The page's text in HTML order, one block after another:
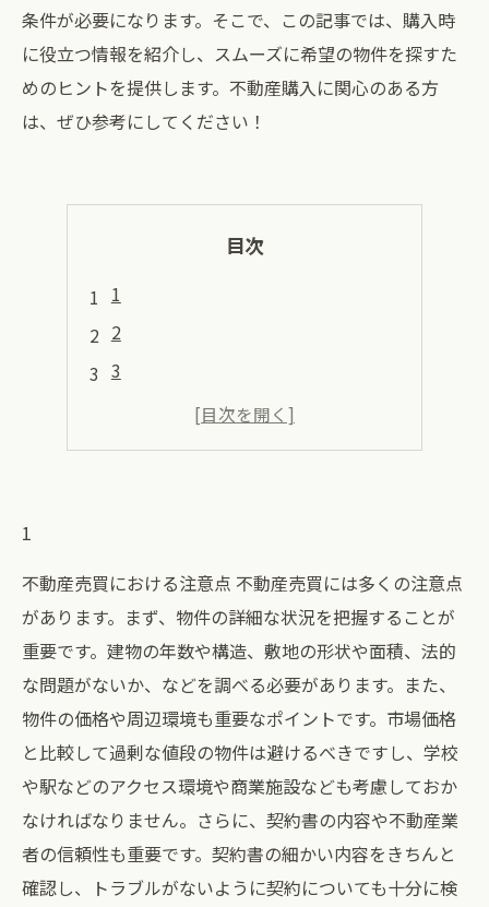
条件が必要になります。そこで、この記事では、購入時
に役立つ情報を紹介し、スムーズに希望の物件を探すた
めのヒントを提供します。不動産購入に関心のある方
は、ぜひ参考にしてください！
目次
1
2
3
5
1
不動産売買における注意点 不動産売買には多くの注意点
があります。まず、物件の詳細な状況を把握することが
重要です。建物の年数や構造、敷地の形状や面積、法的
な問題がないか、などを調べる必要があります。また、
物件の価格や周辺環境も重要なポイントです。市場価格
と比較して過剰な値段の物件は避けるべきですし、学校
や駅などのアクセス環境や商業施設なども考慮しておか
なければなりません。さらに、契約書の内容や不動産業
者の信頼性も重要です。契約書の細かい内容をきちんと
確認し、トラブルがないように契約についても十分に検